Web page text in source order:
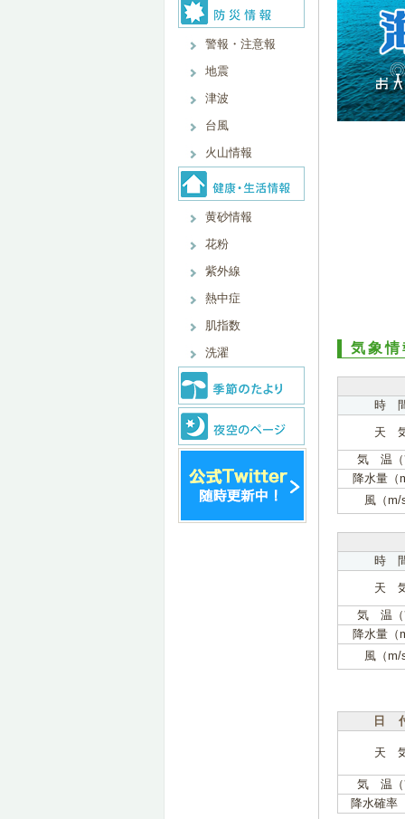
警報・注意報
地震
津波
台風
火山情報
黄砂情報
花粉
紫外線
熱中症
肌指数
洗濯
気象情
時
天
気 温
降水量（
風（m/
時
天
気 温
降水量（
風（m/
日
天
気 温
降水確率